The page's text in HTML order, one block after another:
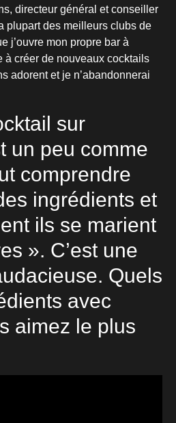
directeur général et conseiller
plupart des meilleurs clubs de
j’ouvre mon propre bar à
à créer de nouveaux cocktails
adorent et je n’abandonnerai
sur
un peu comme
comprendre
ingrédients et
ils se marient
». C’est une
Quels
avec
aimez le plus